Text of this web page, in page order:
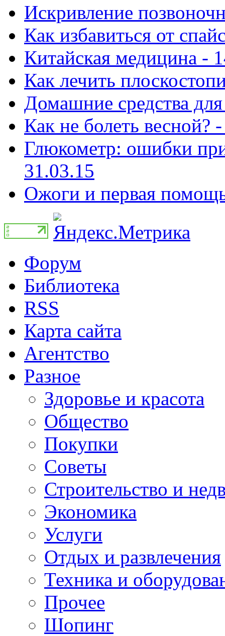
Искривление
Как избавиться от
Китайская медицина -
Как лечить
Домашние средства
Как не болеть весной?
Глюкометр: ошибки
31.03.15
Ожоги и первая
Форум
Библиотека
RSS
Карта сайта
Агентство
Разное
Здоровье и красота
Общество
Покупки
Советы
Строительство и
Экономика
Услуги
Отдых и развлечения
Техника и
Прочее
Шопинг